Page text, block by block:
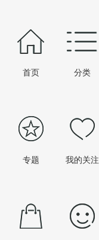
首页 分类
专题 我的关注